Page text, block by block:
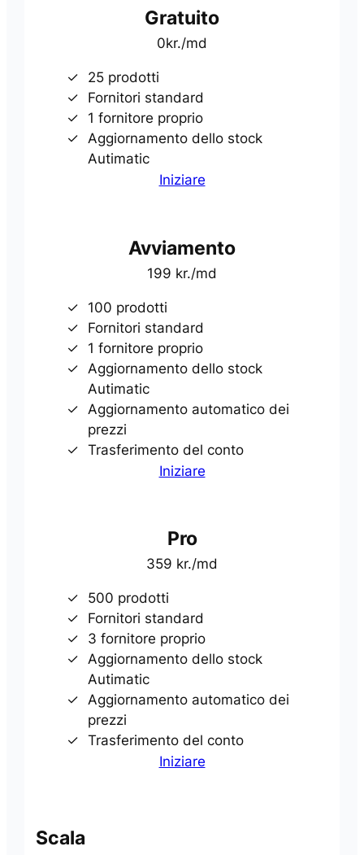
Gratuito
0kr./md
25 prodotti
Fornitori standard
1 fornitore proprio
Aggiornamento dello stock
Autimatic
Iniziare
Avviamento
199 kr./md
100 prodotti
Fornitori standard
1 fornitore proprio
Aggiornamento dello stock
Autimatic
Aggiornamento automatico dei
prezzi
Trasferimento del conto
Iniziare
Pro
359 kr./md
500 prodotti
Fornitori standard
3 fornitore proprio
Aggiornamento dello stock
Autimatic
Aggiornamento automatico dei
prezzi
Trasferimento del conto
Iniziare
Scala